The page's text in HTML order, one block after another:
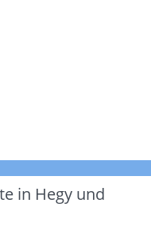
in Hegy und